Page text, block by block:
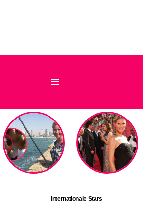
LATEST
STORIES
Internationale Stars